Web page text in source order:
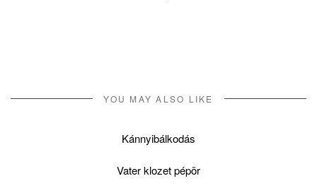
YOU MAY ALSO LIKE
Kánnyibálkodás
Vater klozet pépör